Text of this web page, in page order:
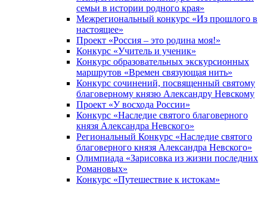
семьи в истории родного края»
Межрегиональный конкурс «Из прошлого в
настоящее»
Проект «Россия – это родина моя!»
Конкурс «Учитель и ученик»
Конкурс образовательных экскурсионных
маршрутов «Времен связующая нить»
Конкурс сочинений, посвященный святому
благоверному князю Александру Невскому
Проект «У восхода России»
Конкурс «Наследие святого благоверного
князя Александра Невского»
Региональный Конкурс «Наследие святого
благоверного князя Александра Невского»
Олимпиада «Зарисовка из жизни последних
Романовых»
Конкурс «Путешествие к истокам»